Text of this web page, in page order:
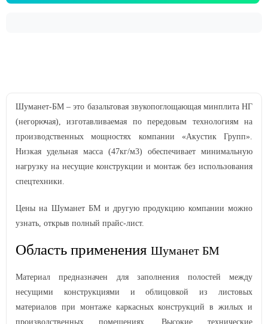
Шуманет-БМ – это базальтовая звукопоглощающая минплита НГ
(негорючая), изготавливаемая по передовым технологиям на
производственных мощностях компании «Акустик Групп».
Низкая удельная масса (47кг/м3) обеспечивает минимальную
нагрузку на несущие конструкции и монтаж без использования
спецтехники.
Цены на Шуманет БМ и другую продукцию компании можно
узнать, открыв полный прайс-лист.
Область применения Шуманет БМ
Материал предназначен для заполнения полостей между
несущими конструкциями и облицовкой из листовых
материалов при монтаже каркасных конструкций в жилых и
производственных помещениях. Высокие технические